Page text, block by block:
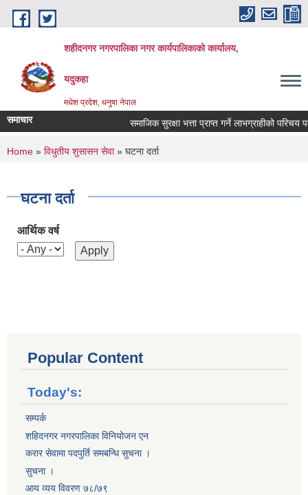
Skip to main content
शहीदनगर नगरपालिका नगर कार्यपालिकाको कार्यालय,
यदुकहा
मधेश प्रदेश, धनुषा नेपाल
समाचार समाजिक सुरक्षा भत्ता प्राप्त गर्ने लाभग्राहीको परिचय
You are here
Home » विधुतीय शुसासन सेवा» घटना दर्ता
घटना दर्ता
आर्थिक वर्ष
Popular Content
Today's:
सम्पर्क
शहिदनगर नगरपालिका विनियोजन एन
करार सेवामा पदपुर्ति समबन्धि सुचना ।
सुचना ।
आय व्यय विवरण ७८/७९